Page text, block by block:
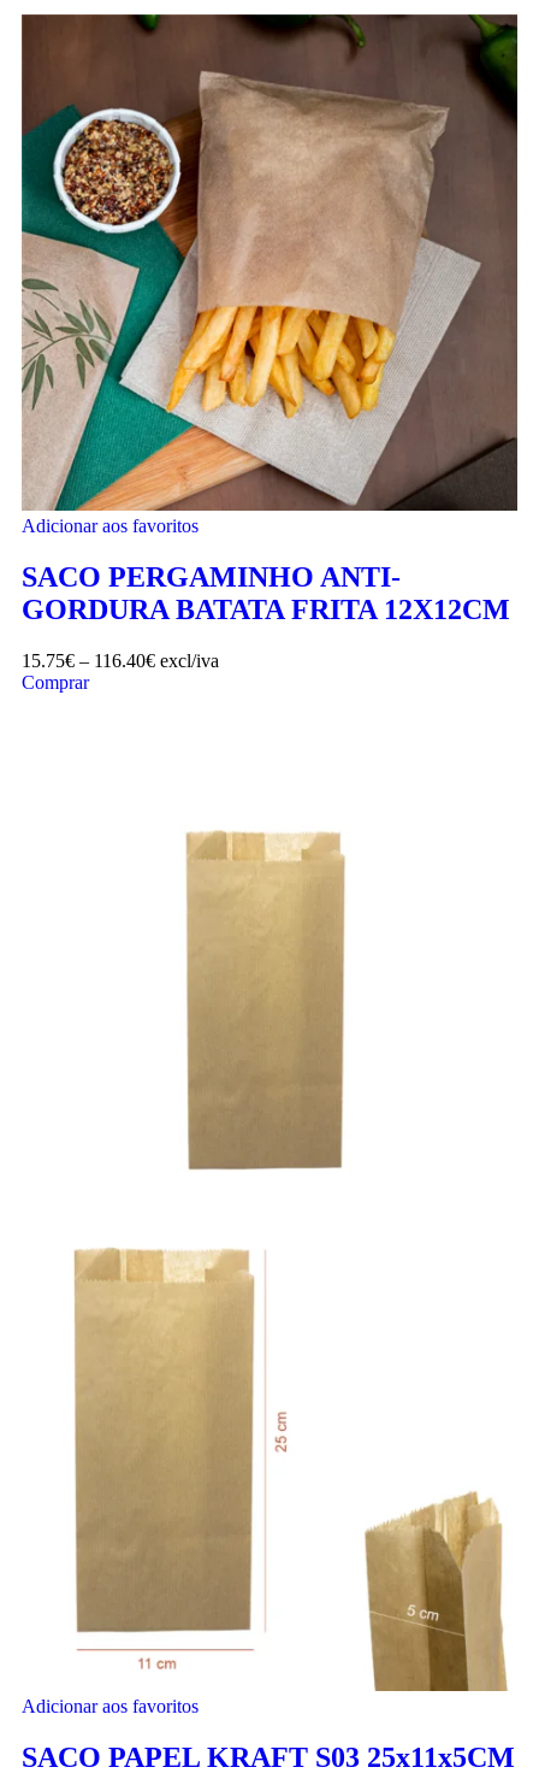
Adicionar aos favoritos
SACO PERGAMINHO ANTI-
GORDURA BATATA FRITA 12X12CM
15.75€ – 116.40€ excl/iva
Comprar
Adicionar aos favoritos
SACO PAPEL KRAFT S03 25x11x5CM